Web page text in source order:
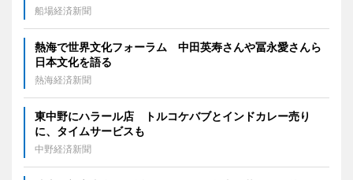
船場経済新聞
熱海で世界文化フォーラム 中田英寿さんや冨永愛さんら
日本文化を語る
熱海経済新聞
東中野にハラール店 トルコケバブとインドカレー売り
に、タイムサービスも
中野経済新聞